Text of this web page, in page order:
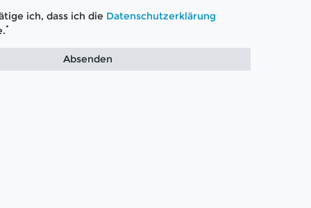
ich, dass ich die Daten­schutz­erklärung
*
Absenden